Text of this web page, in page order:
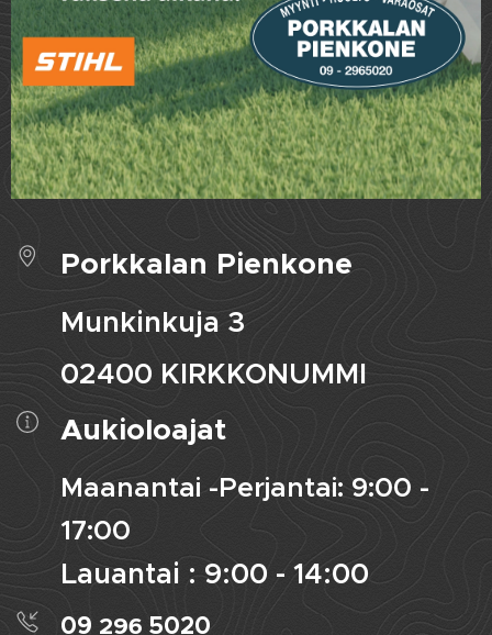
Porkkalan Pienkone
Munkinkuja 3
02400 KIRKKONUMMI
Aukioloajat
Maanantai -Perjantai: 9:00 -
17:00
Lauantai : 9:00 - 14:00
09 296 5020